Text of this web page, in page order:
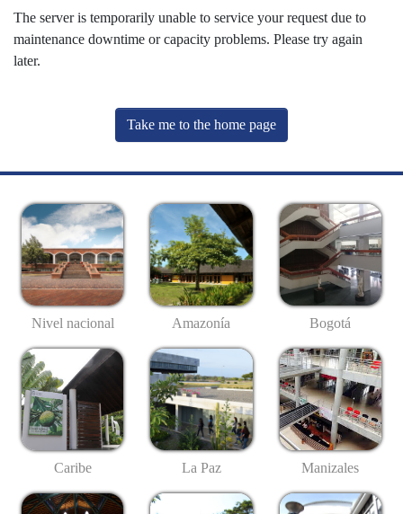
The server is temporarily unable to service your request due to
maintenance downtime or capacity problems. Please try again
later.
Take me to the home page
Nivel nacional Amazonía Bogotá
Caribe La Paz Manizales